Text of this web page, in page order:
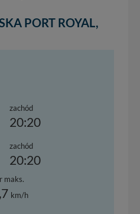
PORT ROYAL,
zachód
20:20
zachód
20:20
maks.
km/h